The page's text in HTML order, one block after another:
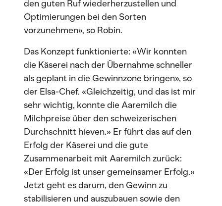
den guten Ruf wiederherzustellen und
Optimierungen bei den Sorten
vorzunehmen», so Robin.
Das Konzept funktionierte: «Wir konnten
die Käserei nach der Übernahme schneller
als geplant in die Gewinnzone bringen», so
der Elsa-Chef. «Gleichzeitig, und das ist mir
sehr wichtig, konnte die Aaremilch die
Milchpreise über den schweizerischen
Durchschnitt hieven.» Er führt das auf den
Erfolg der Käserei und die gute
Zusammenarbeit mit Aaremilch zurück:
«Der Erfolg ist unser gemeinsamer Erfolg.»
Jetzt geht es darum, den Gewinn zu
stabilisieren und auszubauen sowie den